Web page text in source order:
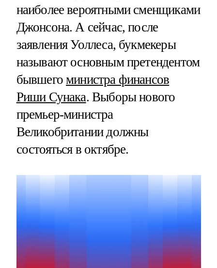
наиболее вероятными сменщиками
Джонсона. А сейчас, после
заявления Уоллеса, букмекеры
называют основным претендентом
бывшегоминистра финансов
Риши Сунака. Выборы нового
премьер-министра
Великобритании должны
состояться в октябре.